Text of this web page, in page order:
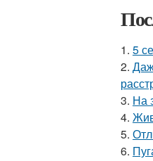
1. 5
2.
3. На
4.
5.
6.